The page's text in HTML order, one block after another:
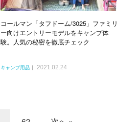
コールマン「タフドーム/3025」ファミリ
ー向けエントリーモデルをキャンプ体
験。人気の秘密を徹底チェック
キャンプ用品 2021.02.24